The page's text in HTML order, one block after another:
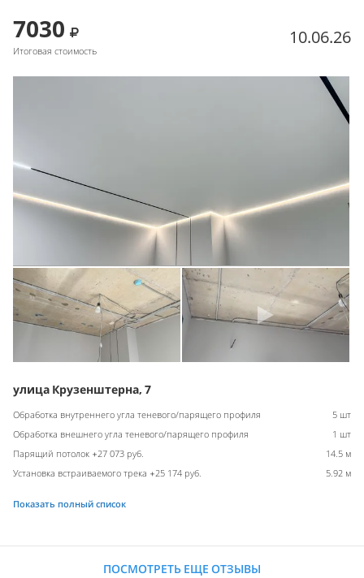
7030
Итоговая стоимость
10.06.26
улица Крузенштерна, 7
Обработка внутреннего угла теневого/парящего профиля
5 шт
Обработка внешнего угла теневого/парящего профиля
1 шт
Парящий потолок +27 073 руб.
14.5 м
Установка встраиваемого трека +25 174 руб.
5.92 м
Показать полный список
ПОСМОТРЕТЬ ЕЩЕ ОТЗЫВЫ